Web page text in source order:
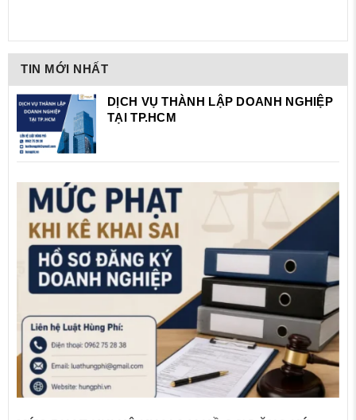
TIN MỚI NHẤT
DỊCH VỤ THÀNH LẬP DOANH NGHIỆP
TẠI TP.HCM